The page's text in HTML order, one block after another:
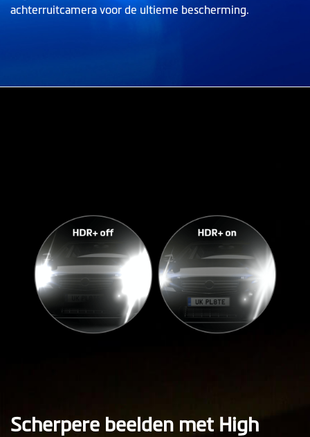
achterruitcamera voor de ultieme bescherming.
Scherpere beelden met High